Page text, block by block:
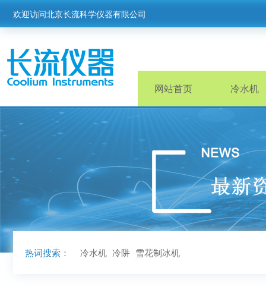
欢迎访问北京长流科学仪器有限公司
网站首页 冷水机
热词搜索： 冷水机 冷阱 雪花制冰机